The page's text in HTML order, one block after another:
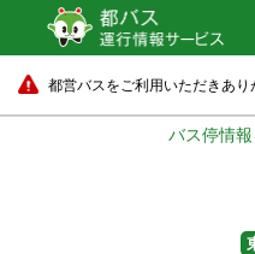
都営バスをご利用いただきあり
バス停情